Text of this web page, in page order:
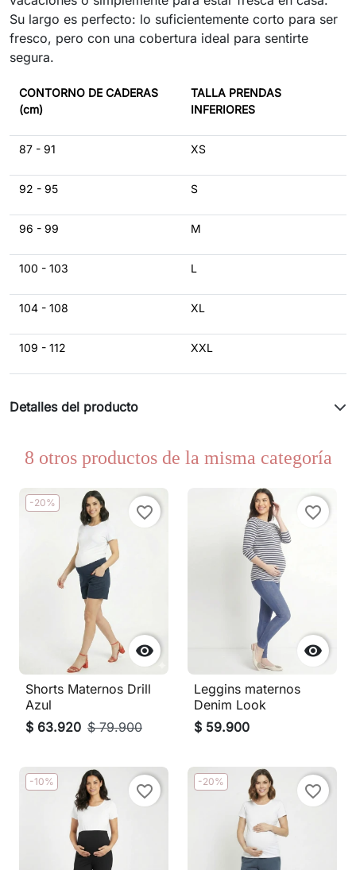
Su largo es perfecto: lo suficientemente corto para ser
fresco, pero con una cobertura ideal para sentirte
segura.
CONTORNO DE CADERAS
(cm)
TALLA PRENDAS
INFERIORES
87 - 91 XS
92 - 95 S
96 - 99 M
100 - 103 L
104 - 108 XL
109 - 112 XXL
Detalles del producto
8 otros productos de la misma categoría
-20%

favorite_border
Shorts Maternos Drill
Azul
$ 63.920 $ 79.900

favorite_border
Leggins maternos
Denim Look
$ 59.900
-10%
favorite_border
-20%
favorite_border